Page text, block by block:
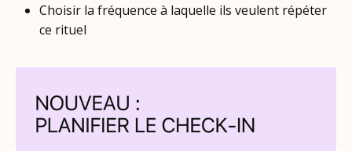
Choisir la fréquence à laquelle ils veulent répéter
ce rituel